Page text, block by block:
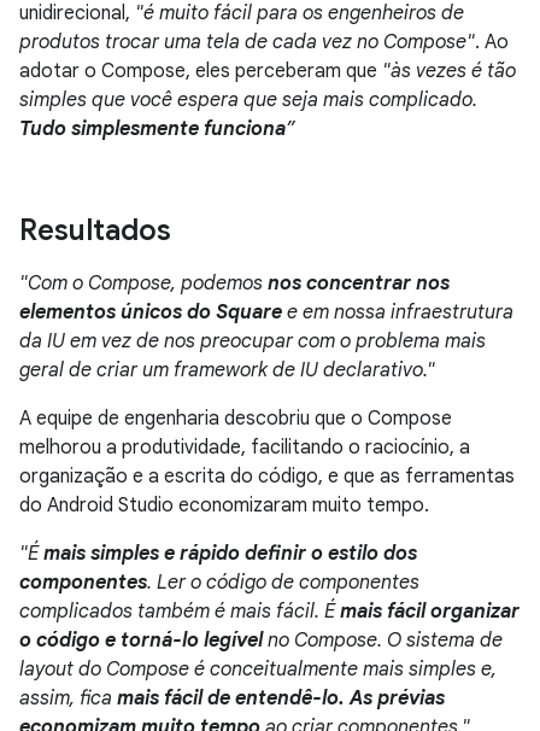
unidirecional, "é muito fácil para os engenheiros de
produtos trocar uma tela de cada vez no Compose". Ao
adotar o Compose, eles perceberam que "às vezes é tão
simples que você espera que seja mais complicado.
Tudo simplesmente funciona”
Resultados
"Com o Compose, podemos nos concentrar nos
elementos únicos do Square e em nossa infraestrutura
da IU em vez de nos preocupar com o problema mais
geral de criar um framework de IU declarativo."
A equipe de engenharia descobriu que o Compose
melhorou a produtividade, facilitando o raciocínio, a
organização e a escrita do código, e que as ferramentas
do Android Studio economizaram muito tempo.
"Émais simples e rápido definir o estilo dos
componentes. Ler o código de componentes
complicados também é mais fácil. Émais fácil organizar
o código e torná-lo legívelno Compose. O sistema de
layout do Compose é conceitualmente mais simples e,
assim, fica mais fácil de entendê-lo. As prévias